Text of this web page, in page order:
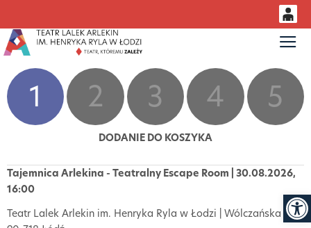
<'
0,00
14
1 2 3 4 5
DODANIE DO KOSZYKA
Tajemnica Arlekina - Teatralny Escape Room | 30.08.2026,
16:00
Teatr Lalek Arlekin im. Henryka Ryla w Łodzi | Wólczańska 5,